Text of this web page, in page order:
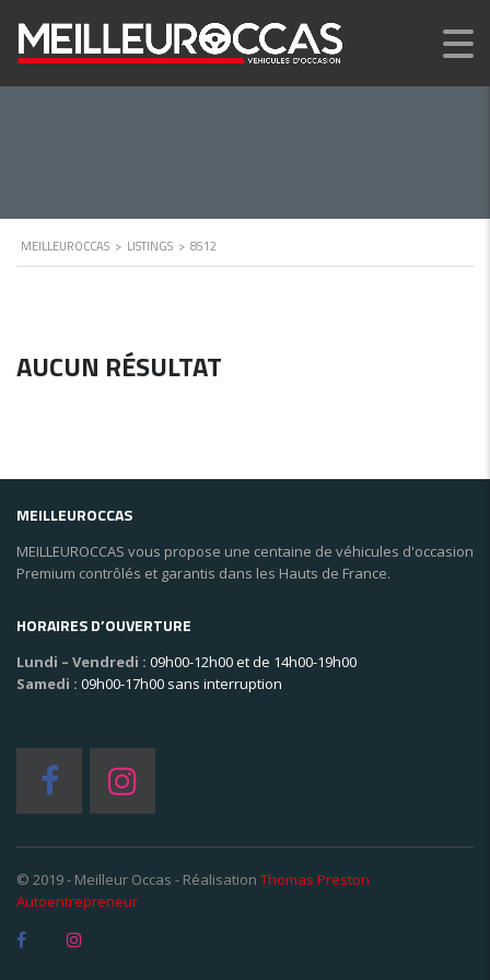
MEILLEUROCCAS > LISTINGS > 8512
AUCUN RÉSULTAT
MEILLEUROCCAS
MEILLEUROCCAS vous propose une centaine de véhicules d'occasion
Premium contrôlés et garantis dans les Hauts de France.
HORAIRES D’OUVERTURE
Lundi – Vendredi : 09h00-12h00 et de 14h00-19h00
Samedi : 09h00-17h00 sans interruption
© 2019 - Meilleur Occas - Réalisation Thomas Preston
Autoentrepreneur